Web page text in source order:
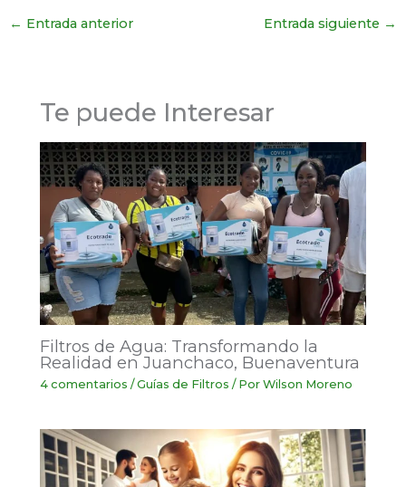
← Entrada anterior Entrada siguiente →
Te puede Interesar
Filtros de Agua: Transformando la
Realidad en Juanchaco, Buenaventura
4 comentarios /Guías de Filtros / PorWilson Moreno